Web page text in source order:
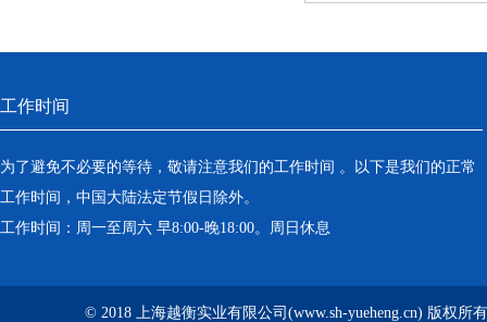
工作时间
为了避免不必要的等待，敬请注意我们的工作时间 。以下是我们的正常
工作时间，中国大陆法定节假日除外。
工作时间：周一至周六 早8:00-晚18:00。周日休息
© 2018 上海越衡实业有限公司(www.sh-yueheng.cn) 版权所